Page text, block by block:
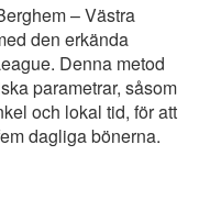
– Västra
den erkända
Denna metod
parametrar, såsom
och lokal tid, för att
dagliga bönerna.